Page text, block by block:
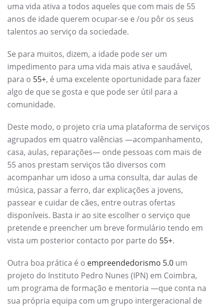
uma vida ativa a todos aqueles que com mais de 55
anos de idade querem ocupar-se e /ou pôr os seus
talentos ao serviço da sociedade.
Se para muitos, dizem, a idade pode ser um
impedimento para uma vida mais ativa e saudável,
para o 55+, é uma excelente oportunidade para fazer
algo de que se gosta e que pode ser útil para a
comunidade.
Deste modo, o projeto cria uma plataforma de serviços
agrupados em quatro valências —acompanhamento,
casa, aulas, reparações— onde pessoas com mais de
55 anos prestam serviços tão diversos com
acompanhar um idoso a uma consulta, dar aulas de
música, passar a ferro, dar explicações a jovens,
passear e cuidar de cães, entre outras ofertas
disponíveis. Basta ir ao site escolher o serviço que
pretende e preencher um breve formulário tendo em
vista um posterior contacto por parte do 55+.
Outra boa prática é o empreendedorismo 5.0 um
projeto do Instituto Pedro Nunes (IPN) em Coimbra,
um programa de formação e mentoria —que conta na
sua própria equipa com um grupo intergeracional de